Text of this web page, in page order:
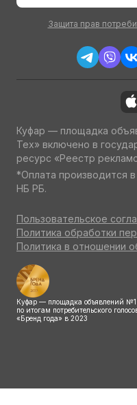
Защита прав
Куфар — площадка
Тех» включено в
ресурс «Реестр
*Оплата производится
НБ РБ.
Пользовательское
Политика обработки
Политика в отношении
Куфар — площадка объявлений №1
по итогам потребительского
«Бренд года» в 2023